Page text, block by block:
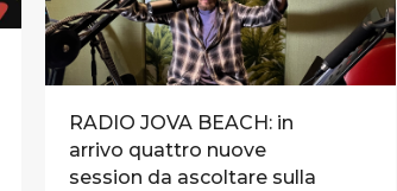
RADIO JOVA BEACH: in
arrivo quattro nuove
session da ascoltare sulla